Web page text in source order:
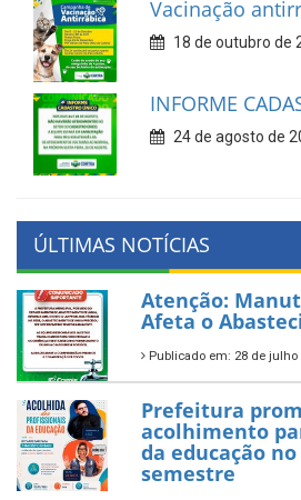
Vacinação
18 de outubro de
INFORME
24 de agosto de
ÚLTIMAS NOTÍCIAS
Atenção:
Afeta o
Publicado em: 28 de julho
Prefeitura
acolhimento
da educação
semestre